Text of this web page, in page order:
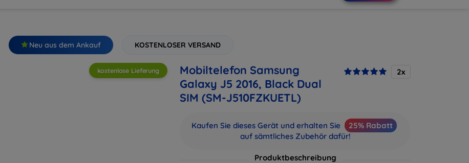
Neu aus dem Ankauf KOSTENLOSER VERSAND
kostenlose Lieferung
Mobiltelefon Samsung
Galaxy J5 2016, Black Dual
SIM (SM-J510FZKUETL)
2x
Kaufen Sie dieses Gerät und erhalten Sie
25% Rabatt
auf sämtliches Zubehör dafür!
Produktbeschreibung